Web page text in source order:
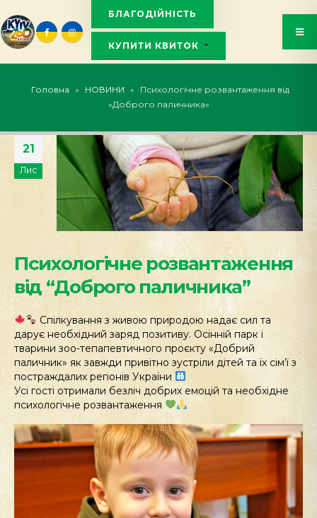
БЛАГОДІЙНІСТЬ
КУПИТИ КВИТОК
Головна » НОВИНИ »
Психологічне розвантаження від
«Доброго паличника»
21
Лис
Психологічне розвантаження
від “Доброго паличника”
Спілкування з живою природою надає сил та
дарує необхідний заряд позитиву. Осінній парк і
тварини зоо-тепапевтичного проєкту «Добрий
паличник» як завжди привітно зустріли дітей та їх сім’ї з
постраждалих регіонів України
Усі гості отримали безліч добрих емоцій та необхідне
психологічне розвантаження